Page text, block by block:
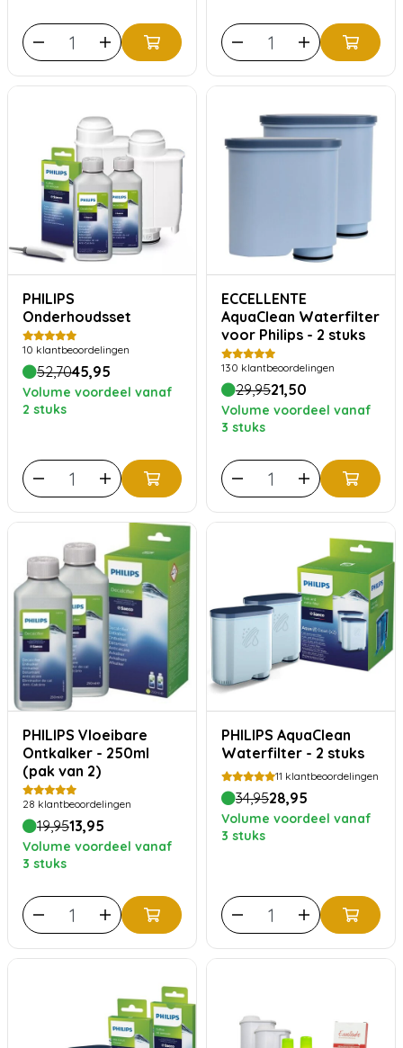
PHILIPS
Onderhoudsset
10 klantbeoordelingen
52,7045,95
Volume voordeel vanaf
2 stuks
ECCELLENTE
AquaClean Waterfilter
voor Philips - 2 stuks
130 klantbeoordelingen
29,9521,50
Volume voordeel vanaf
3 stuks
PHILIPS Vloeibare
Ontkalker - 250ml
(pak van 2)
28 klantbeoordelingen
19,9513,95
Volume voordeel vanaf
3 stuks
PHILIPS AquaClean
Waterfilter - 2 stuks
11 klantbeoordelingen
34,9528,95
Volume voordeel vanaf
3 stuks